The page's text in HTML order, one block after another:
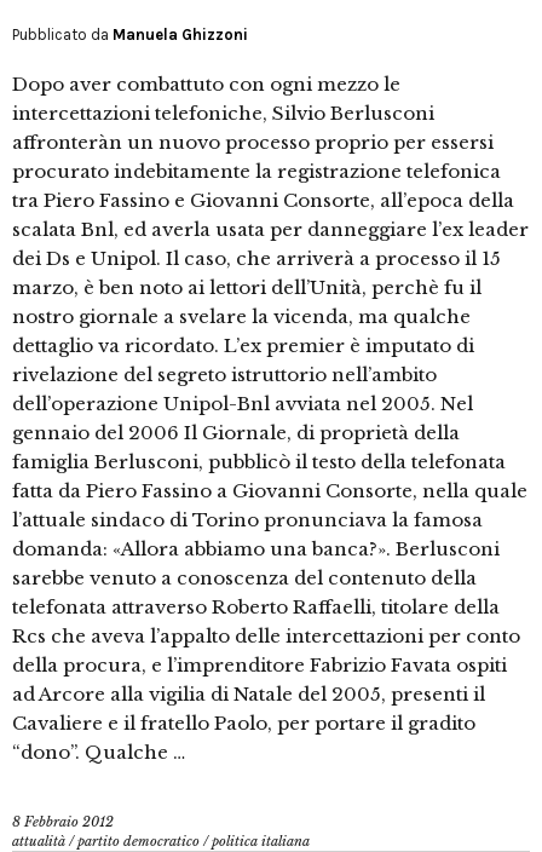
Pubblicato da Manuela Ghizzoni
Dopo aver combattuto con ogni mezzo le
intercettazioni telefoniche, Silvio Berlusconi
affronteràn un nuovo processo proprio per essersi
procurato indebitamente la registrazione telefonica
tra Piero Fassino e Giovanni Consorte, all’epoca della
scalata Bnl, ed averla usata per danneggiare l’ex leader
dei Ds e Unipol. Il caso, che arriverà a processo il 15
marzo, è ben noto ai lettori dell’Unità, perchè fu il
nostro giornale a svelare la vicenda, ma qualche
dettaglio va ricordato. L’ex premier è imputato di
rivelazione del segreto istruttorio nell’ambito
dell’operazione Unipol-Bnl avviata nel 2005. Nel
gennaio del 2006 Il Giornale, di proprietà della
famiglia Berlusconi, pubblicò il testo della telefonata
fatta da Piero Fassino a Giovanni Consorte, nella quale
l’attuale sindaco di Torino pronunciava la famosa
domanda: «Allora abbiamo una banca?». Berlusconi
sarebbe venuto a conoscenza del contenuto della
telefonata attraverso Roberto Raffaelli, titolare della
Rcs che aveva l’appalto delle intercettazioni per conto
della procura, e l’imprenditore Fabrizio Favata ospiti
ad Arcore alla vigilia di Natale del 2005, presenti il
Cavaliere e il fratello Paolo, per portare il gradito
“dono”. Qualche …
8 Febbraio 2012
attualità /partito democratico /politica italiana